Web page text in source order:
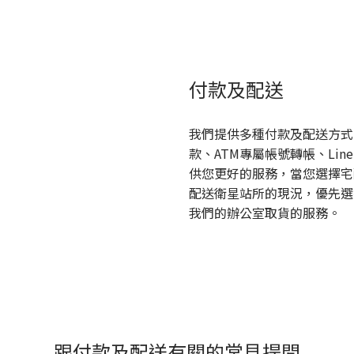
付款及配送
我們提供多種付款及配送方
款、ATM專屬帳號轉帳、
供您更好的服務，當您選擇
配送衛星站所的現況，優先
我們的辦公室取貨的服務。